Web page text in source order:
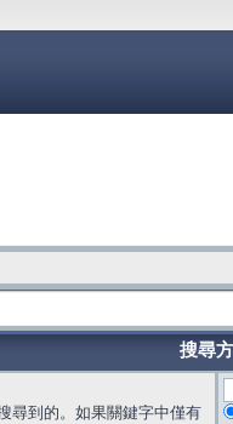
搜尋
尋到的。如果關鍵字中僅有